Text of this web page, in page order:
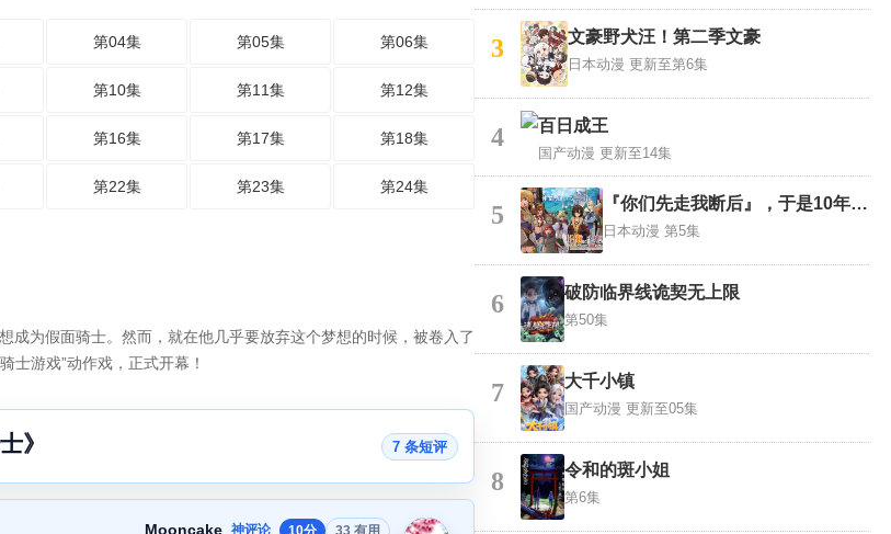
第04集 第05集 第06集
第10集 第11集 第12集
第16集 第17集 第18集
第22集 第23集 第24集
成为假面骑士。然而，就在他几乎要放弃这个梦想的时候，被卷入了
士游戏”动作戏，正式开幕！
》 7 条短评
Mooncake 神评论 10分 33 有用
3 文豪野犬汪！第二季文豪
日本动漫 更新至第6集
4 百日成王
国产动漫 更新至14集
5 『你们先走我断后』，于是10年后我成为了传说
日本动漫 第5集
6 破防临界线诡契无上限
第50集
7 大千小镇
国产动漫 更新至05集
8 令和的斑小姐
第6集